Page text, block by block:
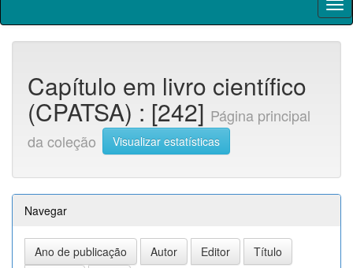
Capítulo em livro científico
(CPATSA) : [242] Página principal
da coleção
Visualizar estatísticas
Navegar